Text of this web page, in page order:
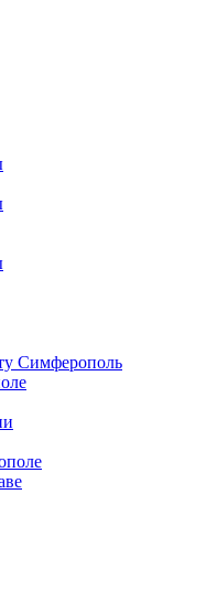
Симферополь